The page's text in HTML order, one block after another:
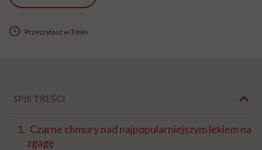
Przeczytasz w 3 min
SPIS TREŚCI
Czarne chmury nad najpopularniejszym lekiem na
zgagę